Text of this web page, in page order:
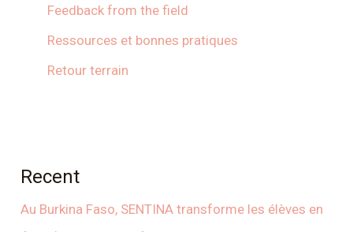
Feedback from the field
Ressources et bonnes pratiques
Retour terrain
Recent
Au Burkina Faso, SENTINA transforme les élèves en